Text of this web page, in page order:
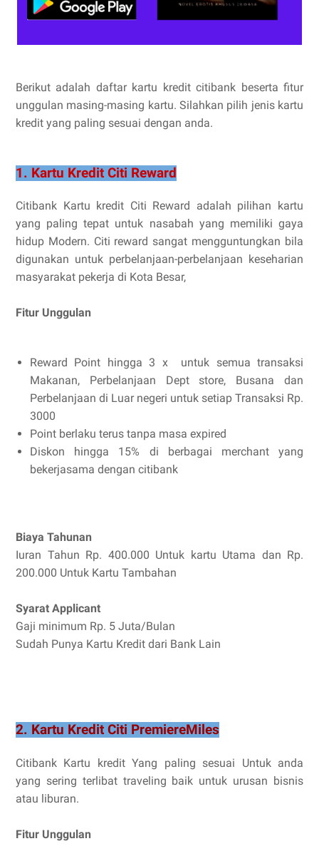
Berikut adalah daftar kartu kredit citibank beserta fitur
unggulan masing-masing kartu. Silahkan pilih jenis kartu
kredit yang paling sesuai dengan anda.
1. Kartu Kredit Citi Reward
Citibank Kartu kredit Citi Reward adalah pilihan kartu
yang paling tepat untuk nasabah yang memiliki gaya
hidup Modern. Citi reward sangat mengguntungkan bila
digunakan untuk perbelanjaan-perbelanjaan keseharian
masyarakat pekerja di Kota Besar,
Fitur Unggulan
Reward Point hingga 3 x untuk semua transaksi
Makanan, Perbelanjaan Dept store, Busana dan
Perbelanjaan di Luar negeri untuk setiap Transaksi Rp.
3000
Point berlaku terus tanpa masa expired
Diskon hingga 15% di berbagai merchant yang
bekerjasama dengan citibank
Biaya Tahunan
Iuran Tahun Rp. 400.000 Untuk kartu Utama dan Rp.
200.000 Untuk Kartu Tambahan
Syarat Applicant
Gaji minimum Rp. 5 Juta/Bulan
Sudah Punya Kartu Kredit dari Bank Lain
2. Kartu Kredit Citi PremiereMiles
Citibank Kartu kredit Yang paling sesuai Untuk anda
yang sering terlibat traveling baik untuk urusan bisnis
atau liburan.
Fitur Unggulan